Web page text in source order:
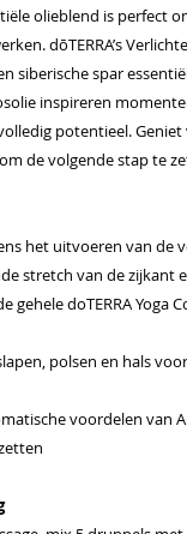
olieblend is perfect
dōTERRA’s
siberische spar
inspireren
potentieel. Geniet
de volgende stap te
het uitvoeren van de
stretch van de zijkant
gehele doTERRA Yoga
polsen en hals
voordelen van